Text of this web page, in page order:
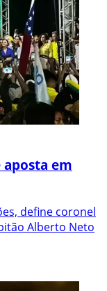
em
define coronel
Alberto Neto